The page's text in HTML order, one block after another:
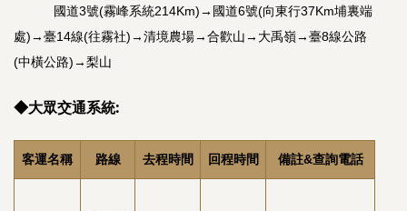
國道3號(霧峰系統214Km)→國道6號(向東行37Km埔裏端
處)→臺14線(往霧社)→清境農場→合歡山→大禹嶺→臺8線公路
(中橫公路)→梨山
◆大眾交通系統:
客運名稱 路線 去程時間 回程時間 備註&查詢電話